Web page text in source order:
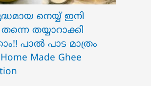
നെയ്യ് ഇനി
തന്നെ തയ്യാറാക്കി
പാൽ പാട മാത്രം
Made Ghee